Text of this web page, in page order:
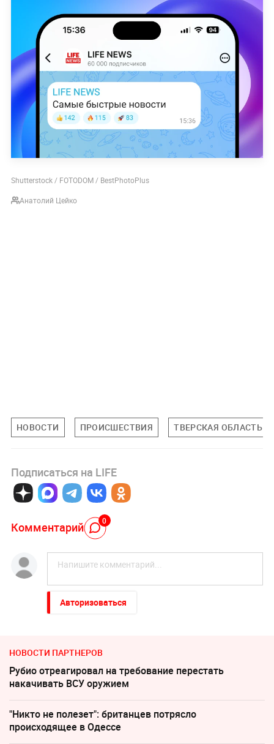
Shutterstock / FOTODOM / BestPhotoPlus
Анатолий Цейко
НОВОСТИ ПРОИСШЕСТВИЯ ТВЕРСКАЯ ОБЛАСТЬ
Подписаться на LIFE
Комментарий 0
Авторизоваться
НОВОСТИ ПАРТНЕРОВ
Рубио отреагировал на требование перестать
накачивать ВСУ оружием
"Никто не полезет": британцев потрясло
происходящее в Одессе